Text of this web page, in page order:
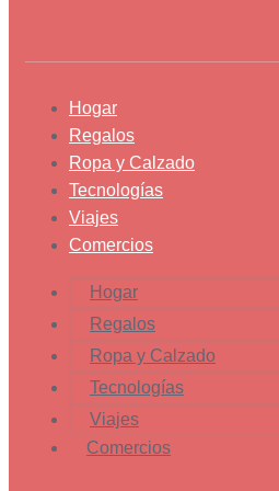
Hogar
Regalos
Ropa y Calzado
Tecnologías
Viajes
Comercios
Hogar
Regalos
Ropa y Calzado
Tecnologías
Viajes
Comercios